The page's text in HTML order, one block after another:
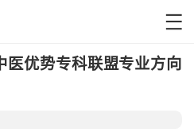
医优势专科联盟专业方向